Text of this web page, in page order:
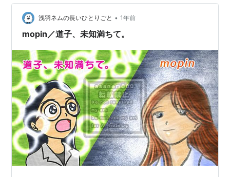
こ」の三男！他にもテレビでたくさん拝見していまし
た。出演者紹介に目を通してなくてごめんなさい🙏…
浅羽ネムの長いひとりごと • 1年前
mopin／道子、未知満ちて。